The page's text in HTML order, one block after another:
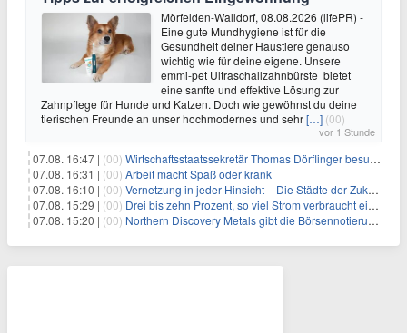
Mörfelden-Walldorf, 08.08.2026 (lifePR) -
Eine gute Mundhygiene ist für die
Gesundheit deiner Haustiere genauso
wichtig wie für deine eigene. Unsere
emmi-pet Ultraschallzahnbürste bietet
eine sanfte und effektive Lösung zur
Zahnpflege für Hunde und Katzen. Doch wie gewöhnst du deine
tierischen Freunde an unser hochmodernes und sehr[…] (00)
vor 1 Stunde
07.08. 16:47 | (00) Wirtschaftsstaatssekretär Thomas Dörflinger besucht Handwerksbetrieb im Kammerbezirk Freiburg
07.08. 16:31 | (00) Arbeit macht Spaß oder krank
07.08. 16:10 | (00) Vernetzung in jeder Hinsicht – Die Städte der Zukunft sind grün-blau
07.08. 15:29 | (00) Drei bis zehn Prozent, so viel Strom verbraucht ein Aufzug im Gebäude
07.08. 15:20 | (00) Northern Discovery Metals gibt die Börsennotierung an der Frankfurter Wertpapierbörse bekannt